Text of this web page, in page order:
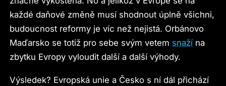
každé daňové změně musí shodnout úplně všichni,
budoucnost reformy je víc než nejistá. Orbánovo
Maďarsko se totiž pro sebe svým vetem snaží na
zbytku Evropy vyloudit další a další výhody.
Výsledek? Evropská unie a Česko s ní dál přichází